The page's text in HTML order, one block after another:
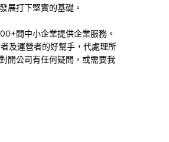
展打下堅實的基礎。
間中小企業提供企業服務。
及運營者的好幫手，代處理所
開公司有任何疑問，或需要我